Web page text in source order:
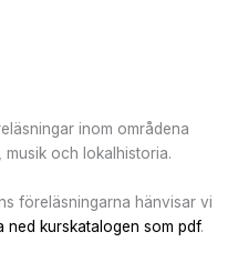
inom områdena
och lokalhistoria.
föreläsningarna hänvisar vi
ned kurskatalogen som pdf.